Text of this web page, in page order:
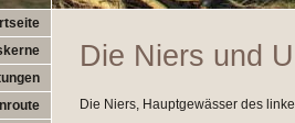
Die Niers und
Die Niers, Hauptgewässer des